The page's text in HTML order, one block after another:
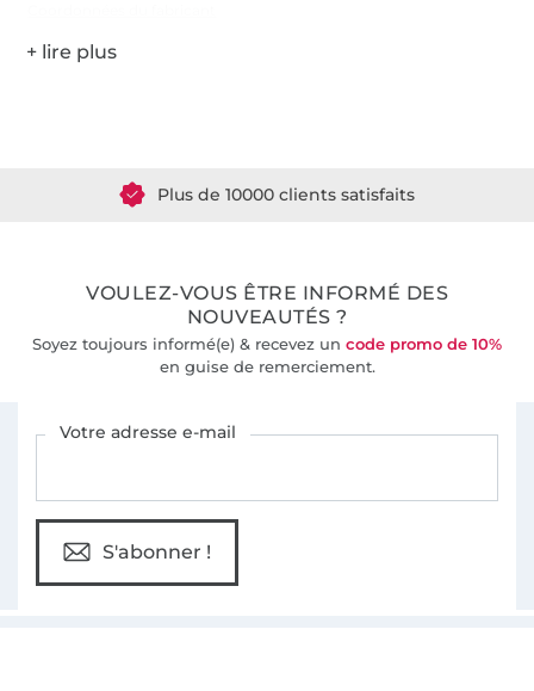
VOULEZ-VOUS ÊTRE INFORMÉ DES
NOUVEAUTÉS ?
Soyez toujours informé(e) & recevez un code promo de 10%
en guise de remerciement.
Votre adresse e-mail
S'abonner !